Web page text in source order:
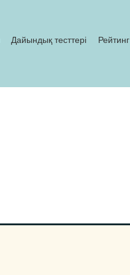
Дайындық тесттері Рейтинг